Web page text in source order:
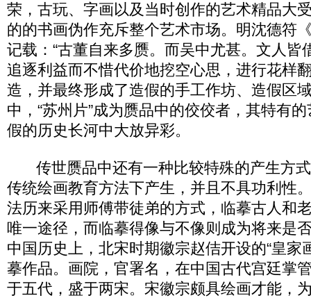
荣，古玩、字画以及当时创作的艺术精品大
的的书画伪作充斥整个艺术市场。明沈德符
记载：“古董自来多赝。而吴中尤甚。文人皆
追逐利益而不惜代价地挖空心思，进行花样
造，并最终形成了造假的手工作坊、造假区
中，“苏州片”成为赝品中的佼佼者，其特有
假的历史长河中大放异彩。
传世赝品中还有一种比较特殊的产生方式
传统绘画教育方法下产生，并且不具功利性
法历来采用师傅带徒弟的方式，临摹古人和
唯一途径，而临摹得像与不像则成为将来是
中国历史上，北宋时期徽宗赵佶开设的“皇家
摹作品。画院，官署名，在中国古代宫廷掌
于五代，盛于两宋。宋徽宗颇具绘画才能，